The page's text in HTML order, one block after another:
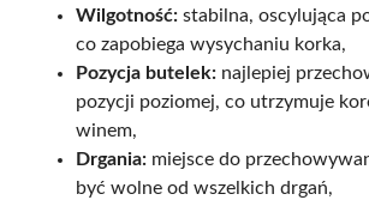
Wilgotność: stabilna, oscylująca
co zapobiega wysychaniu korka,
Pozycja butelek: najlepiej
pozycji poziomej, co utrzymuje
winem,
Drgania: miejsce do
być wolne od wszelkich drgań,